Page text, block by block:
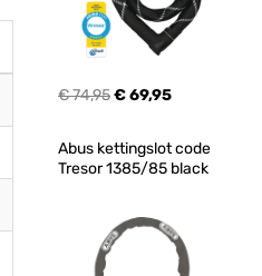
€ 74,95€ 69,95
Abus kettingslot code
Tresor 1385/85 black